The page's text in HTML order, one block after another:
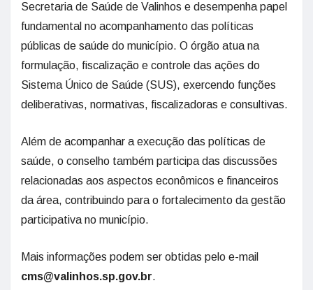
Secretaria de Saúde de Valinhos e desempenha papel
fundamental no acompanhamento das políticas
públicas de saúde do município. O órgão atua na
formulação, fiscalização e controle das ações do
Sistema Único de Saúde (SUS), exercendo funções
deliberativas, normativas, fiscalizadoras e consultivas.
Além de acompanhar a execução das políticas de
saúde, o conselho também participa das discussões
relacionadas aos aspectos econômicos e financeiros
da área, contribuindo para o fortalecimento da gestão
participativa no município.
Mais informações podem ser obtidas pelo e-mail
cms@valinhos.sp.gov.br.